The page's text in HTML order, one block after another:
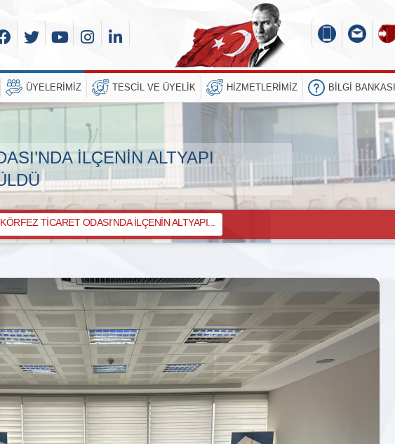
ÜYELERIMIZ TESCIL VE ÜYELIK HIZMETLERIMIZ BILGI BANKASI
İLÇENİN ALTYAPI
KÖRFEZ TİCARET ODASI’NDA İLÇENİN ALTYAPI...